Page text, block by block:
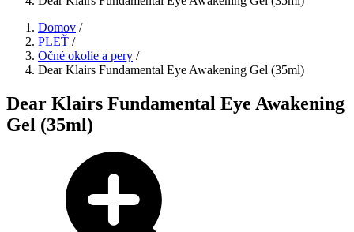
Domov /
PLEŤ /
Očné okolie a pery /
Dear Klairs Fundamental Eye Awakening Gel (35ml)
Dear Klairs Fundamental Eye Awakening
Gel (35ml)